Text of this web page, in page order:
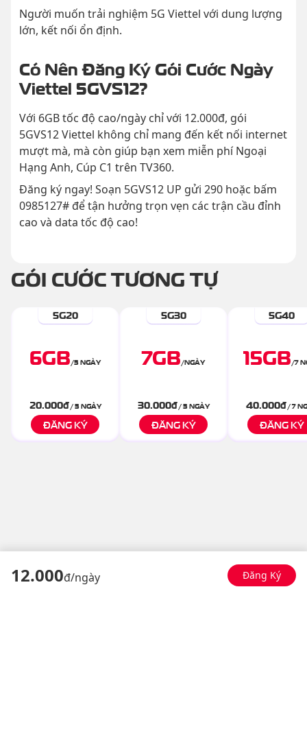
Người muốn trải nghiệm 5G Viettel với dung lượng
lớn, kết nối ổn định.
Có Nên Đăng Ký Gói Cước Ngày
Viettel 5GVS12?
Với 6GB tốc độ cao/ngày chỉ với 12.000đ, gói
5GVS12 Viettel không chỉ mang đến kết nối internet
mượt mà, mà còn giúp bạn xem miễn phí Ngoại
Hạng Anh, Cúp C1 trên TV360.
Đăng ký ngay! Soạn 5GVS12 UP gửi 290 hoặc bấm
0985127# để tận hưởng trọn vẹn các trận cầu đỉnh
cao và data tốc độ cao!
GÓI CƯỚC TƯƠNG TỰ
5G20
6GB /3 NGÀY
20.000đ/ 3 NGÀY
ĐĂNG KÝ
5G30
7GB /NGÀY
30.000đ/ 3 NGÀY
ĐĂNG KÝ
5G40
15GB /7
40.000đ/ 7
ĐĂNG KÝ
12.000đ/ngày Đăng Ký